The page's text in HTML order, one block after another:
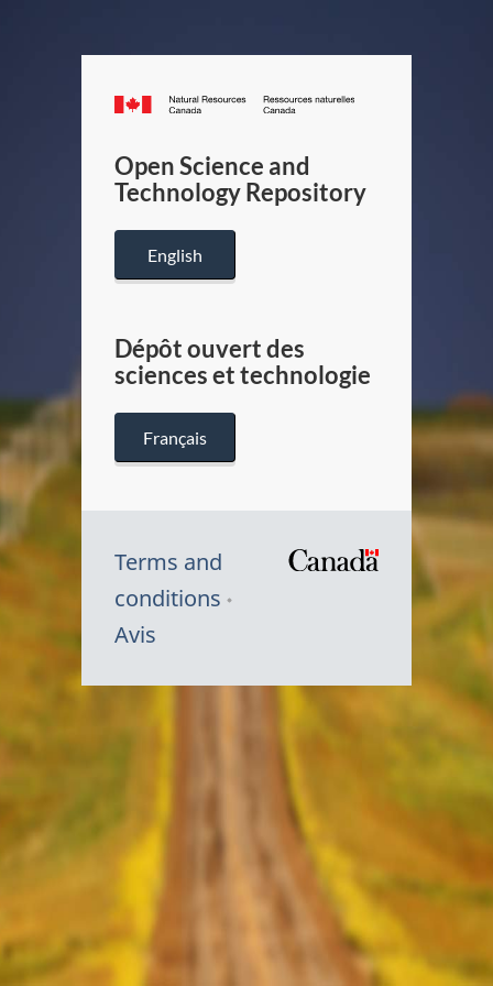
Canada.ca
/
Canada
Open Science and
Technology Repository
English
Dépôt ouvert des
sciences et technologie
Français
Terms and
conditions
Avis
Symbole
Canada